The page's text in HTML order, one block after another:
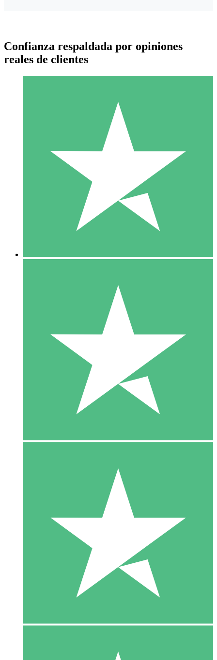
Paquetes de Créditos Individuales
Paga según el uso con créditos de descarga. Sin compromiso
10 00
10 Descargas
20 00
Confianza respaldada por opiniones
reales de clientes